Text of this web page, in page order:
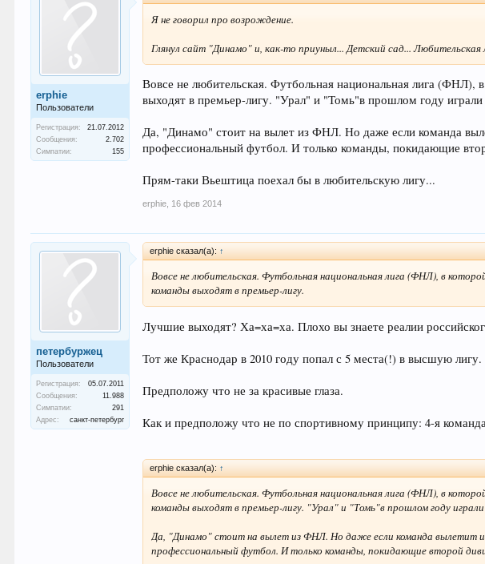
erphie
Пользователи
Регистрация:
21.07.2012
Сообщения:
2.702
Симпатии:
155
Я не говорил про возрождение.
Глянул сайт "Динамо" и, как-то приуныл... Детский сад... Любительская
Вовсе не любительская. Футбольная национальная лига
выходят в премьер-лигу. "Урал" и "Томь"в прошлом году играли
Да, "Динамо" стоит на вылет из ФНЛ. Но даже если команда
профессиональный футбол. И только команды, покидающие
Прям-таки Вьештица поехал бы в любительскую лигу...
erphie 16 фев 2014
петербуржец
Пользователи
Регистрация:
05.07.2011
Сообщения:
11.988
Симпатии:
291
Адрес:
санкт-петербург
erphie сказал(а): ↑
Вовсе не любительская. Футбольная национальная лига (ФНЛ), в
команды выходят в премьер-лигу.
Лучшие выходят? Ха=ха=ха. Плохо вы знаете реалии
Тот же Краснодар в 2010 году попал с 5 места(!) в высшую лигу.
Предположу что не за красивые глаза.
Как и предположу что не по спортивному принципу: 4-я
erphie сказал(а): ↑
Вовсе не любительская. Футбольная национальная лига (ФНЛ), в
команды выходят в премьер-лигу. "Урал" и "Томь"в прошлом году
Да, "Динамо" стоит на вылет из ФНЛ. Но даже если команда вылетит
профессиональный футбол. И только команды, покидающие второй